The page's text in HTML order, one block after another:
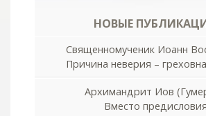
НОВЫЕ
Священномученик Иоанн
Причина неверия –
Архимандрит Иов
Вместо предисловия